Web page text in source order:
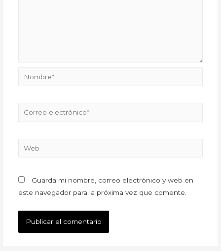
Guarda mi nombre, correo electrónico y web en
este navegador para la próxima vez que comente.